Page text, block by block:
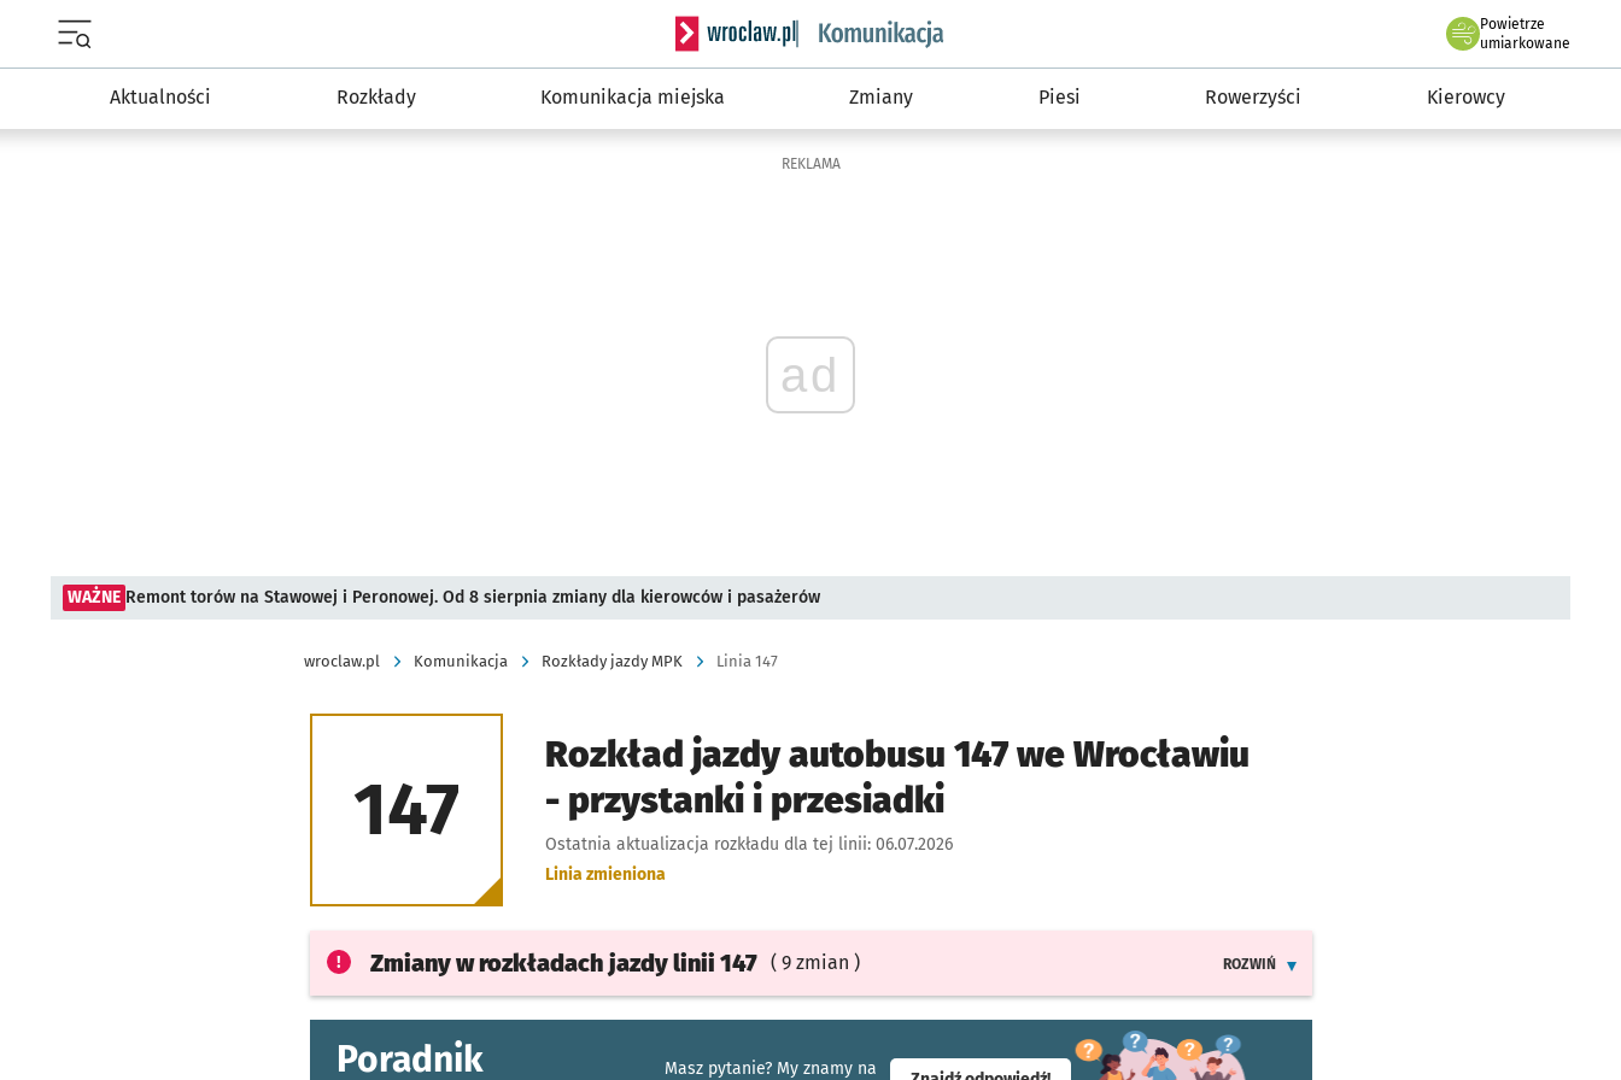
Serwis informacyjny wroclaw.pl podserwis: Komunikacja
Powietrze
we Wrocławiu
umiarkowane
Aktualności Rozkłady Komunikacja miejska Zmiany Piesi Rowerzyści Kierowcy
REKLAMA
ad
WAŻNE Remont torów na Stawowej i Peronowej. Od 8 sierpnia zmiany dla kierowców i pasażerów
wroclaw.pl Komunikacja Rozkłady jazdy MPK Linia 147
147
Rozkład jazdy autobusu 147 we Wrocławiu
- przystanki i przesiadki
Ostatnia aktualizacja rozkładu dla tej linii: 06.07.2026
Linia zmieniona
Zmiany w rozkładach jazdylinii 147 ( 9 zmian )
ROZWIŃ
Poradnik
Masz pytanie? My znamy na